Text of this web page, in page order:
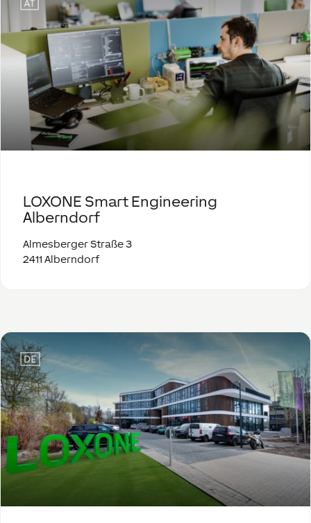
LOXONE Smart Engineering
Alberndorf
Almesberger Straße 3
2411 Alberndorf